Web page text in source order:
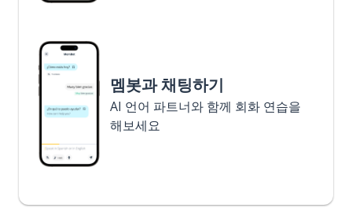
멤봇과 채팅하기
AI 언어 파트너와 함께 회화 연습을
해보세요